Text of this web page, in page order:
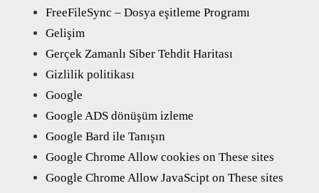
FreeFileSync – Dosya eşitleme Programı
Gelişim
Gerçek Zamanlı Siber Tehdit Haritası
Gizlilik politikası
Google
Google ADS dönüşüm izleme
Google Bard ile Tanışın
Google Chrome Allow cookies on These sites
Google Chrome Allow JavaScipt on These sites